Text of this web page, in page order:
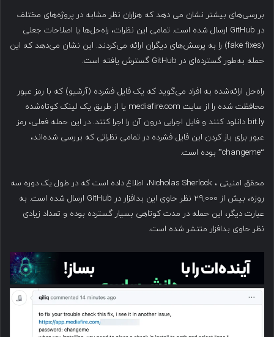
بررسی‌های بیشتر نشان می دهد که هزاران نظر مشابه در پروژه‌های مختلف
در GitHub ارسال شده است. تمامی این نظرات، راه‌حل‌ها یا اصلاحات جعلی
(fake fixes) را به پرسش‌های دیگران ارائه می‌کردند. این نشان می‌دهد که این
حمله به‌طور گسترده‌ای در GitHub گسترش یافته است.
راه‌حل ارائه‌شده به افراد می‌گوید که یک فایل فشرده (آرشیو) که با رمز عبور
محافظت شده را از سایت mediafire.com یا از طریق یک لینک کوتاه‌شده
bit.ly دانلود کنند و فایل اجرایی درون آن را اجرا کنند. در این حمله فعلی، رمز
عبور برای باز کردن این فایل فشرده در تمامی نظراتی که بررسی شده‌اند،
“changeme” بوده است.
محقق امنیتی ، Nicholas Sherlock، اطلاع داده است که در طول یک دوره سه
روزه، بیش از ۲۹,۰۰۰ نظر حاوی این بدافزار در GitHub ارسال شده است. به
عبارت دیگر، این حمله در مدت کوتاهی بسیار گسترده بوده و تعداد زیادی
نظر حاوی بدافزار منتشر شده است.